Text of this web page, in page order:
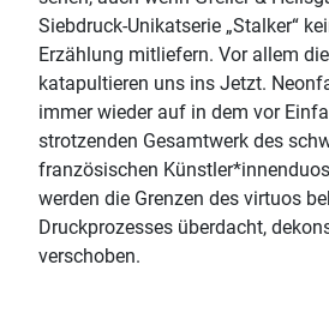
Siebdruck-Unikatserie „Stalker“
Erzählung mitliefern. Vor allem
katapultieren uns ins Jetzt.
immer wieder auf in dem vor
strotzenden Gesamtwerk des
französischen
werden die Grenzen des virtuos
Druckprozesses überdacht,
verschoben.